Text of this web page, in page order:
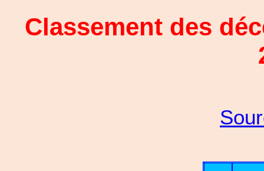
Classement des